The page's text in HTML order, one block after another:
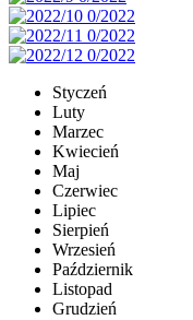
Styczeń
Luty
Marzec
Kwiecień
Maj
Czerwiec
Lipiec
Sierpień
Wrzesień
Październik
Listopad
Grudzień